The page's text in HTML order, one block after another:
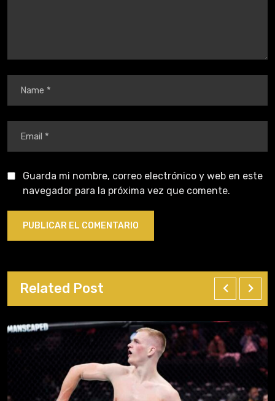
Guarda mi nombre, correo electrónico y web en este
navegador para la próxima vez que comente.
Related Post